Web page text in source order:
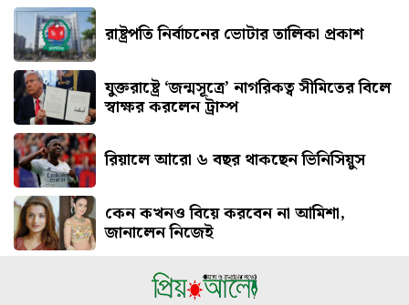
রাষ্ট্রপতি নির্বাচনের ভোটার তালিকা প্রকাশ
যুক্তরাষ্ট্রে ‘জন্মসূত্রে’ নাগরিকত্ব সীমিতের বিলে
স্বাক্ষর করলেন ট্রাম্প
রিয়ালে আরো ৬ বছর থাকছেন ভিনিসিয়ুস
কেন কখনও বিয়ে করবেন না আমিশা,
জানালেন নিজেই